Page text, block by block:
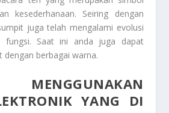
kesederhanaan. Seiring dengan
juga telah mengalami evolusi
fungsi. Saat ini anda juga dapat
dengan berbagai warna.
MENGGUNAKAN
YANG DI